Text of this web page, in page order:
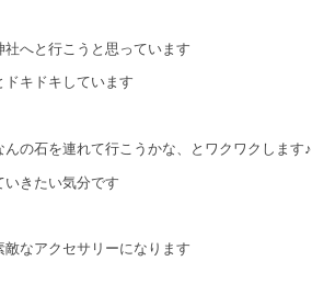
へと行こうと思っています
キドキしています
の石を連れて行こうかな、とワクワクします♪
いきたい気分です
なアクセサリーになります